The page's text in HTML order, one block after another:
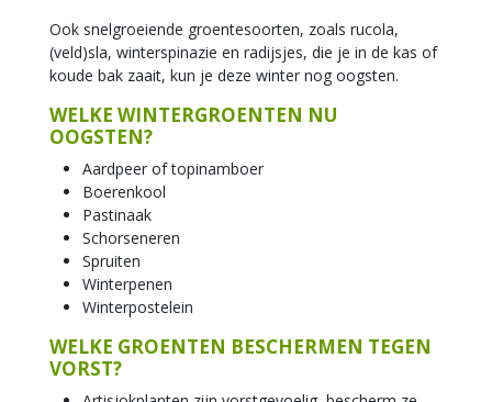
Ook snelgroeiende groentesoorten, zoals rucola,
(veld)sla, winterspinazie en radijsjes, die je in de kas of
koude bak zaait, kun je deze winter nog oogsten.
WELKE WINTERGROENTEN NU
OOGSTEN?
Aardpeer of topinamboer
Boerenkool
Pastinaak
Schorseneren
Spruiten
Winterpenen
Winterpostelein
WELKE GROENTEN BESCHERMEN TEGEN
VORST?